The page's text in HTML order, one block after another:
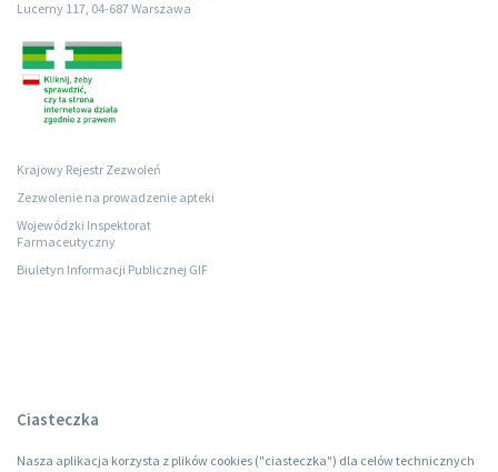
Lucerny 117, 04-687 Warszawa
Krajowy Rejestr Zezwoleń
Zezwolenie na prowadzenie apteki
Wojewódzki Inspektorat
Farmaceutyczny
Biuletyn Informacji Publicznej GIF
Ciasteczka
Nasza aplikacja korzysta z plików cookies ("ciasteczka") dla celów technicznych